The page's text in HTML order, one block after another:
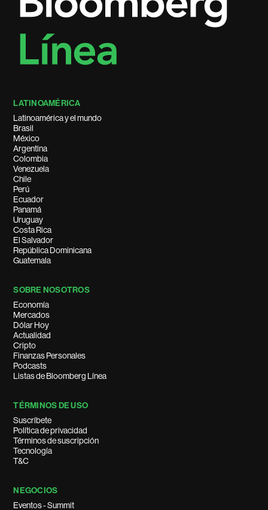
LATINOAMÉRICA
Latinoamérica y el mundo
Brasil
México
Argentina
Colombia
Venezuela
Chile
Perú
Ecuador
Panamá
Uruguay
Costa Rica
El Salvador
República Dominicana
Guatemala
SOBRE NOSOTROS
Economía
Mercados
Dólar Hoy
Actualidad
Cripto
Finanzas Personales
Podcasts
Listas de Bloomberg Línea
TÉRMINOS DE USO
Suscríbete
Política de privacidad
Términos de suscripción
Tecnología
T&C
NEGOCIOS
Eventos - Summit